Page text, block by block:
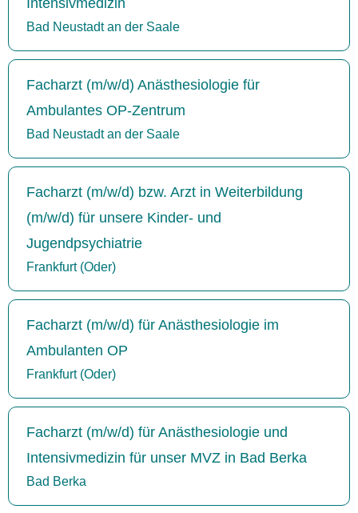
Bad Neustadt an der Saale
Facharzt (m/w/d) Anästhesiologie für
Ambulantes OP-Zentrum
Bad Neustadt an der Saale
Facharzt (m/w/d) bzw. Arzt in Weiterbildung
(m/w/d) für unsere Kinder- und
Jugendpsychiatrie
Frankfurt (Oder)
Facharzt (m/w/d) für Anästhesiologie im
Ambulanten OP
Frankfurt (Oder)
Facharzt (m/w/d) für Anästhesiologie und
Intensivmedizin für unser MVZ in Bad Berka
Bad Berka